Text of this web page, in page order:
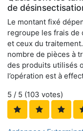
de
Le montant fixé
regroupe les frais de
et ceux du
nombre de pièces à
des produits utilisés
l’opération est à
5 / 5 (103 votes)